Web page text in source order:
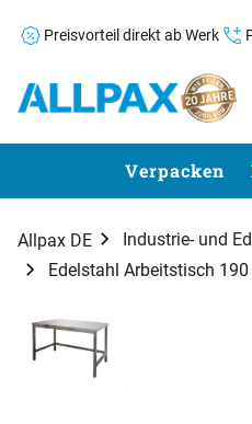
Preisvorteil direkt ab Werk
Zum Hauptinhalt
Verpacken
Allpax DE Industrie- und
Edelstahl Arbeitstisch
Zur Kaufbox springen